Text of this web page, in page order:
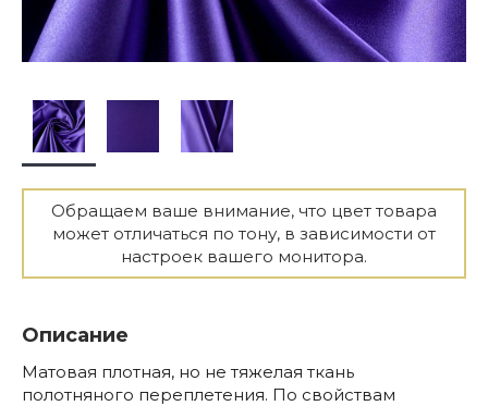
Обращаем ваше внимание, что цвет товара
может отличаться по тону, в зависимости от
настроек вашего монитора.
Описание
Матовая плотная, но не тяжелая ткань
полотняного переплетения. По свойствам